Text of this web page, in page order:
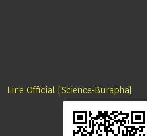
Line Official (Science-Burapha)